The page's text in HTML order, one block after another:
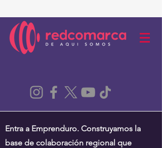
Entra a Emprenduro. Construyamos la
base de colaboración regional que